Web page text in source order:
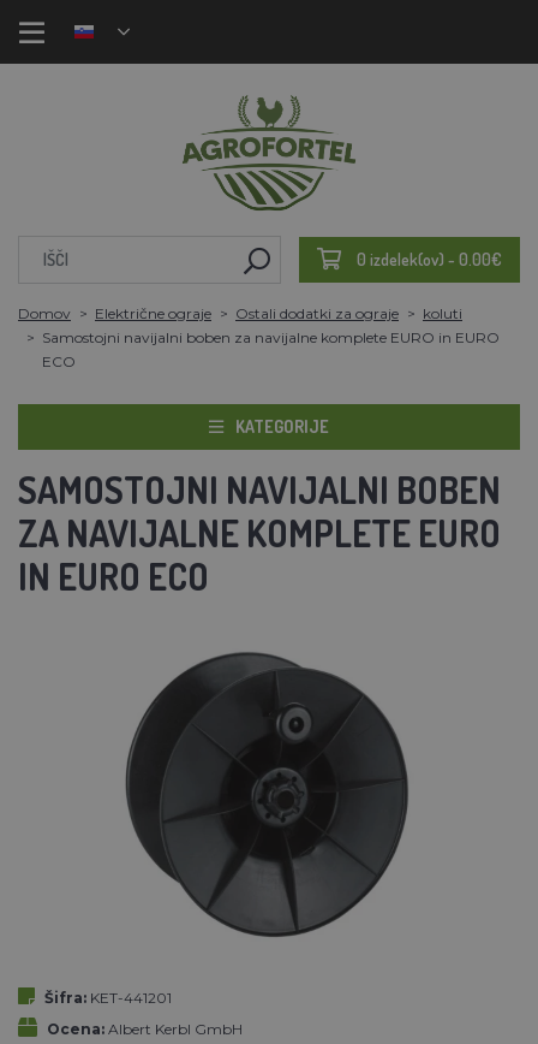
0 izdelek(ov) - 0.00€
Domov Električne ograje Ostali dodatki za ograje
koluti
Samostojni navijalni boben za navijalne komplete EURO in EURO
ECO
KATEGORIJE
SAMOSTOJNI NAVIJALNI BOBEN
ZA NAVIJALNE KOMPLETE EURO
IN EURO ECO
Šifra: KET-441201
Ocena: Albert Kerbl GmbH